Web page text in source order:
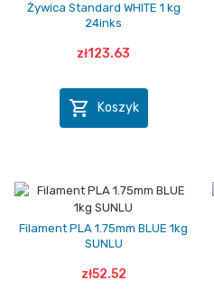
Żywica Standard WHITE 1 kg
24inks
zł123.63
 Koszyk
Filament PLA 1.75mm BLUE 1kg
SUNLU
zł52.52